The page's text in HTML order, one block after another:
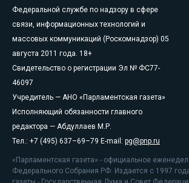
Федеральной службе по надзору в сфере
связи, информационных технологий и
массовых коммуникаций (Роскомнадзор) 05
августа 2011 года. 18+
Свидетельство о регистрации Эл № ФС77-
46097
Учредитель — АНО «Парламентская газета»
Исполняющий обязанности главного
редактора — Абдуллаев М.Р.
Тел.: +7 (495) 637–69–79 E-mail: pg@pnp.ru
«Парламентская газета» - официальное
Федерального Собрания РФ. Издается с 1997